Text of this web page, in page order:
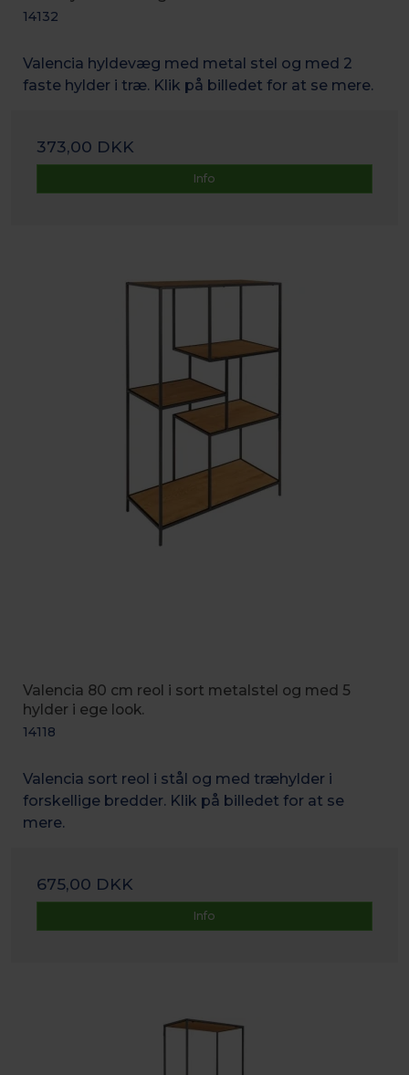
14132
Valencia hyldevæg med metal stel og med 2
faste hylder i træ. Klik på billedet for at se mere.
373,00 DKK
Info
Valencia 80 cm reol i sort metalstel og med 5
hylder i ege look.
14118
Valencia sort reol i stål og med træhylder i
forskellige bredder. Klik på billedet for at se
mere.
675,00 DKK
Info